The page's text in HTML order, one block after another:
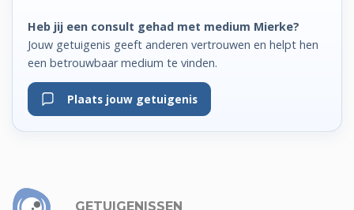
Heb jij een consult gehad met medium Mierke?
Jouw getuigenis geeft anderen vertrouwen en helpt hen
een betrouwbaar medium te vinden.
Plaats jouw getuigenis
GETUIGENISSEN